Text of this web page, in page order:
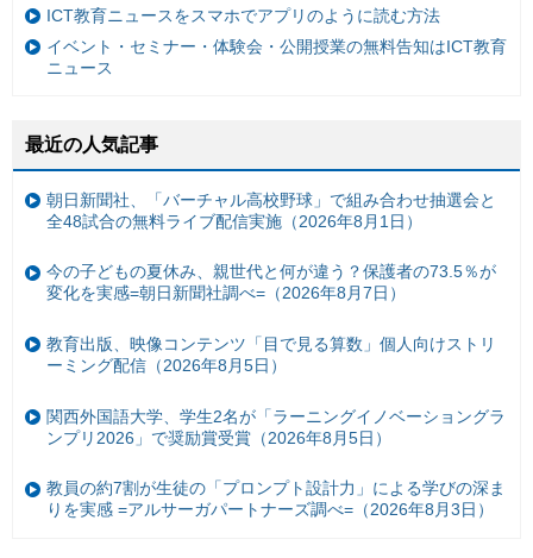
ICT教育ニュースをスマホでアプリのように読む方法
イベント・セミナー・体験会・公開授業の無料告知はICT教育
ニュース
最近の人気記事
朝日新聞社、「バーチャル高校野球」で組み合わせ抽選会と
全48試合の無料ライブ配信実施（2026年8月1日）
今の子どもの夏休み、親世代と何が違う？保護者の73.5％が
変化を実感=朝日新聞社調べ=（2026年8月7日）
教育出版、映像コンテンツ「目で見る算数」個人向けストリ
ーミング配信（2026年8月5日）
関西外国語大学、学生2名が「ラーニングイノベーショングラ
ンプリ2026」で奨励賞受賞（2026年8月5日）
教員の約7割が生徒の「プロンプト設計力」による学びの深ま
りを実感 =アルサーガパートナーズ調べ=（2026年8月3日）